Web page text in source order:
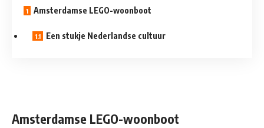
Amsterdamse LEGO-woonboot
Een stukje Nederlandse cultuur
Amsterdamse LEGO-woonboot